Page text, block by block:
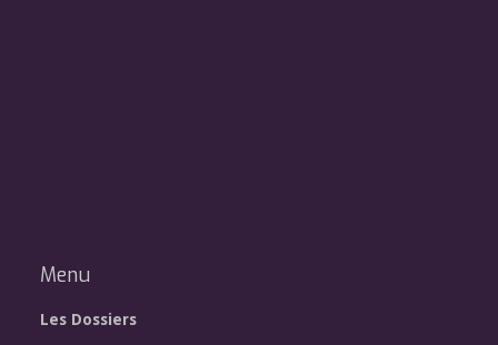
Menu
Les Dossiers